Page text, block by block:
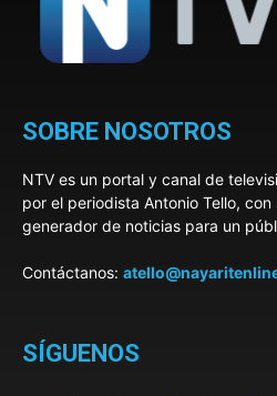
SOBRE NOSOTROS
NTV es un portal y canal de
por el periodista Antonio Tello,
generador de noticias para un
Contáctanos:
SÍGUENOS